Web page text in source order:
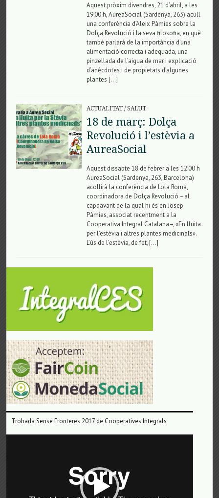
Aquest pròxim divendres, 21 d’abril, a les
19:00 h, AureaSocial (Sardenya, 263) acull
una conferència d’Aleix Pàmies sobre la
Dolça Revolució i la seva filosofia, en què
també parlarà de la importància d’una
alimentació correcta i adequada, una
pinzellada de l’aigua de mar i explicació
d’anècdotes i de propietats d’algunes
plantes […]
ACTUALITAT/SALUT
18 de març: Dolça
Revolució i l’estèvia a
AureaSocial
Aquest dissabte 18 de febrer a les 12:00 h
AureaSocial (Sardenya, 263, Barcelona)
acollirà la conferència de Lola Roma,
coordinadora de Dolça Revolució –al
capdavant de la qual hi és en Josep
Pàmies, associat recentment a la
Cooperativa Integral Catalana–, «En lluita
per l’estèvia i altres plantes medicinals».
L’ús de l’estèvia, de fet, […]
Trobada Sense Fronteres 2017 de Cooperatives Integrals